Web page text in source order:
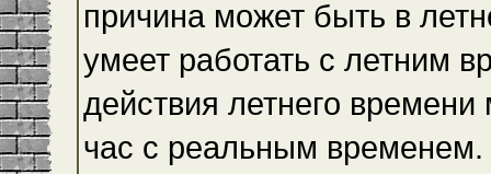
причина может быть в
умеет работать с летним
действия летнего
час с реальным временем.